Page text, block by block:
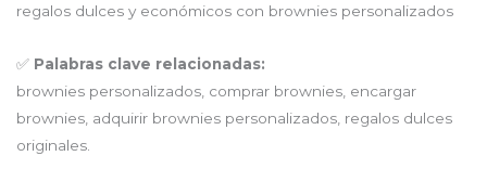
regalos dulces y económicos con brownies personalizados
✅ Palabras clave relacionadas:
brownies personalizados, comprar brownies, encargar
brownies, adquirir brownies personalizados, regalos dulces
originales.